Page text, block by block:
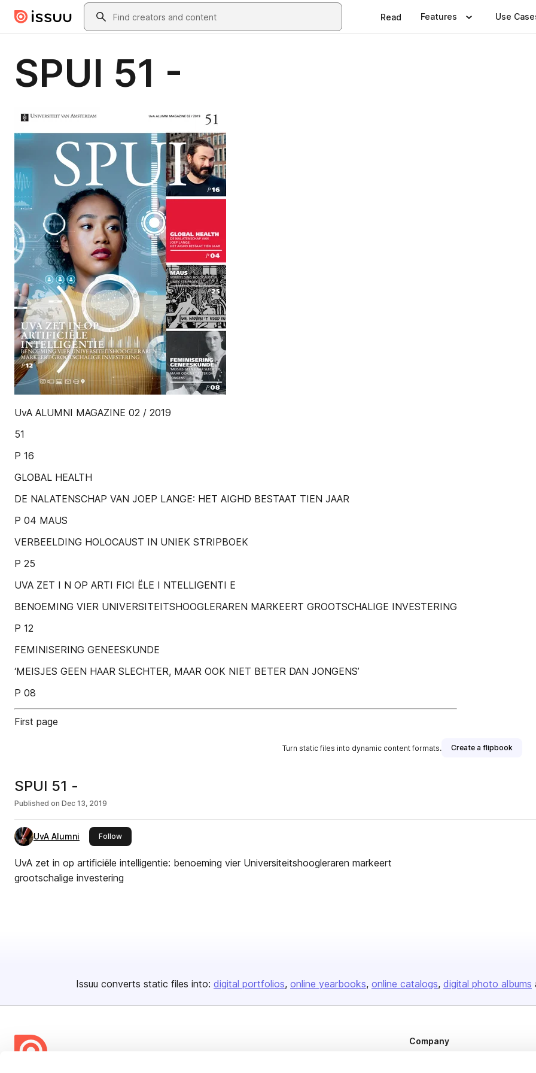
Skip to main contentSearch
Read Features Use
SPUI 51 -
UvA ALUMNI MAGAZINE 02 / 2019
51
P 16
GLOBAL HEALTH
DE NALATENSCHAP VAN JOEP LANGE: HET AIGHD BESTAAT TIEN JAAR
P 04 MAUS
VERBEELDING HOLOCAUST IN UNIEK STRIPBOEK
P 25
UVA ZET I N OP ARTI FICI ËLE I NTELLIGENTI E
BENOEMING VIER UNIVERSITEITSHOOGLERAREN MARKEERT GROOTSCHALIGE INVESTERING
P 12
FEMINISERING GENEESKUNDE
‘MEISJES GEEN HAAR SLECHTER, MAAR OOK NIET BETER DAN JONGENS’
P 08
First page
Turn static files into dynamic content formats. Create a flipbook
SPUI 51 -
Published on Dec 13, 2019
UvA Alumni Followthis publisher
UvA zet in op artificiële intelligentie: benoeming vier Universiteitshoogleraren markeert
grootschalige investering
Issuu converts static files into: digital portfolios online yearbooks online catalogs digital photo albums
Company